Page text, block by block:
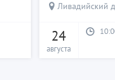
Ливадийский
24
августа